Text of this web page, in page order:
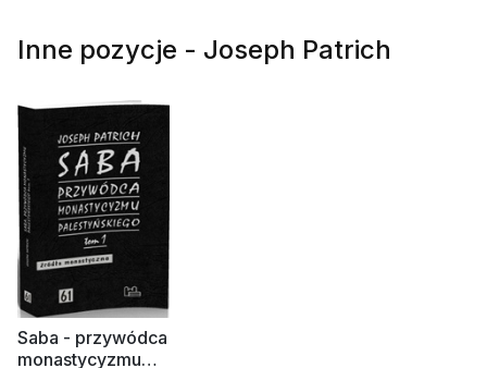
Inne pozycje - Joseph Patrich
Saba - przywódca
monastycyzmu